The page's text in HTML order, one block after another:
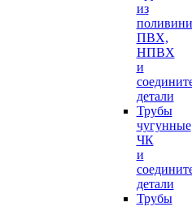
из
ПВХ,
НПВХ
и
детали
Трубы
чугунные
ЧК
и
детали
Трубы